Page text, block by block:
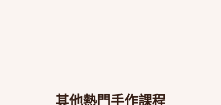
其他熱門手作課程